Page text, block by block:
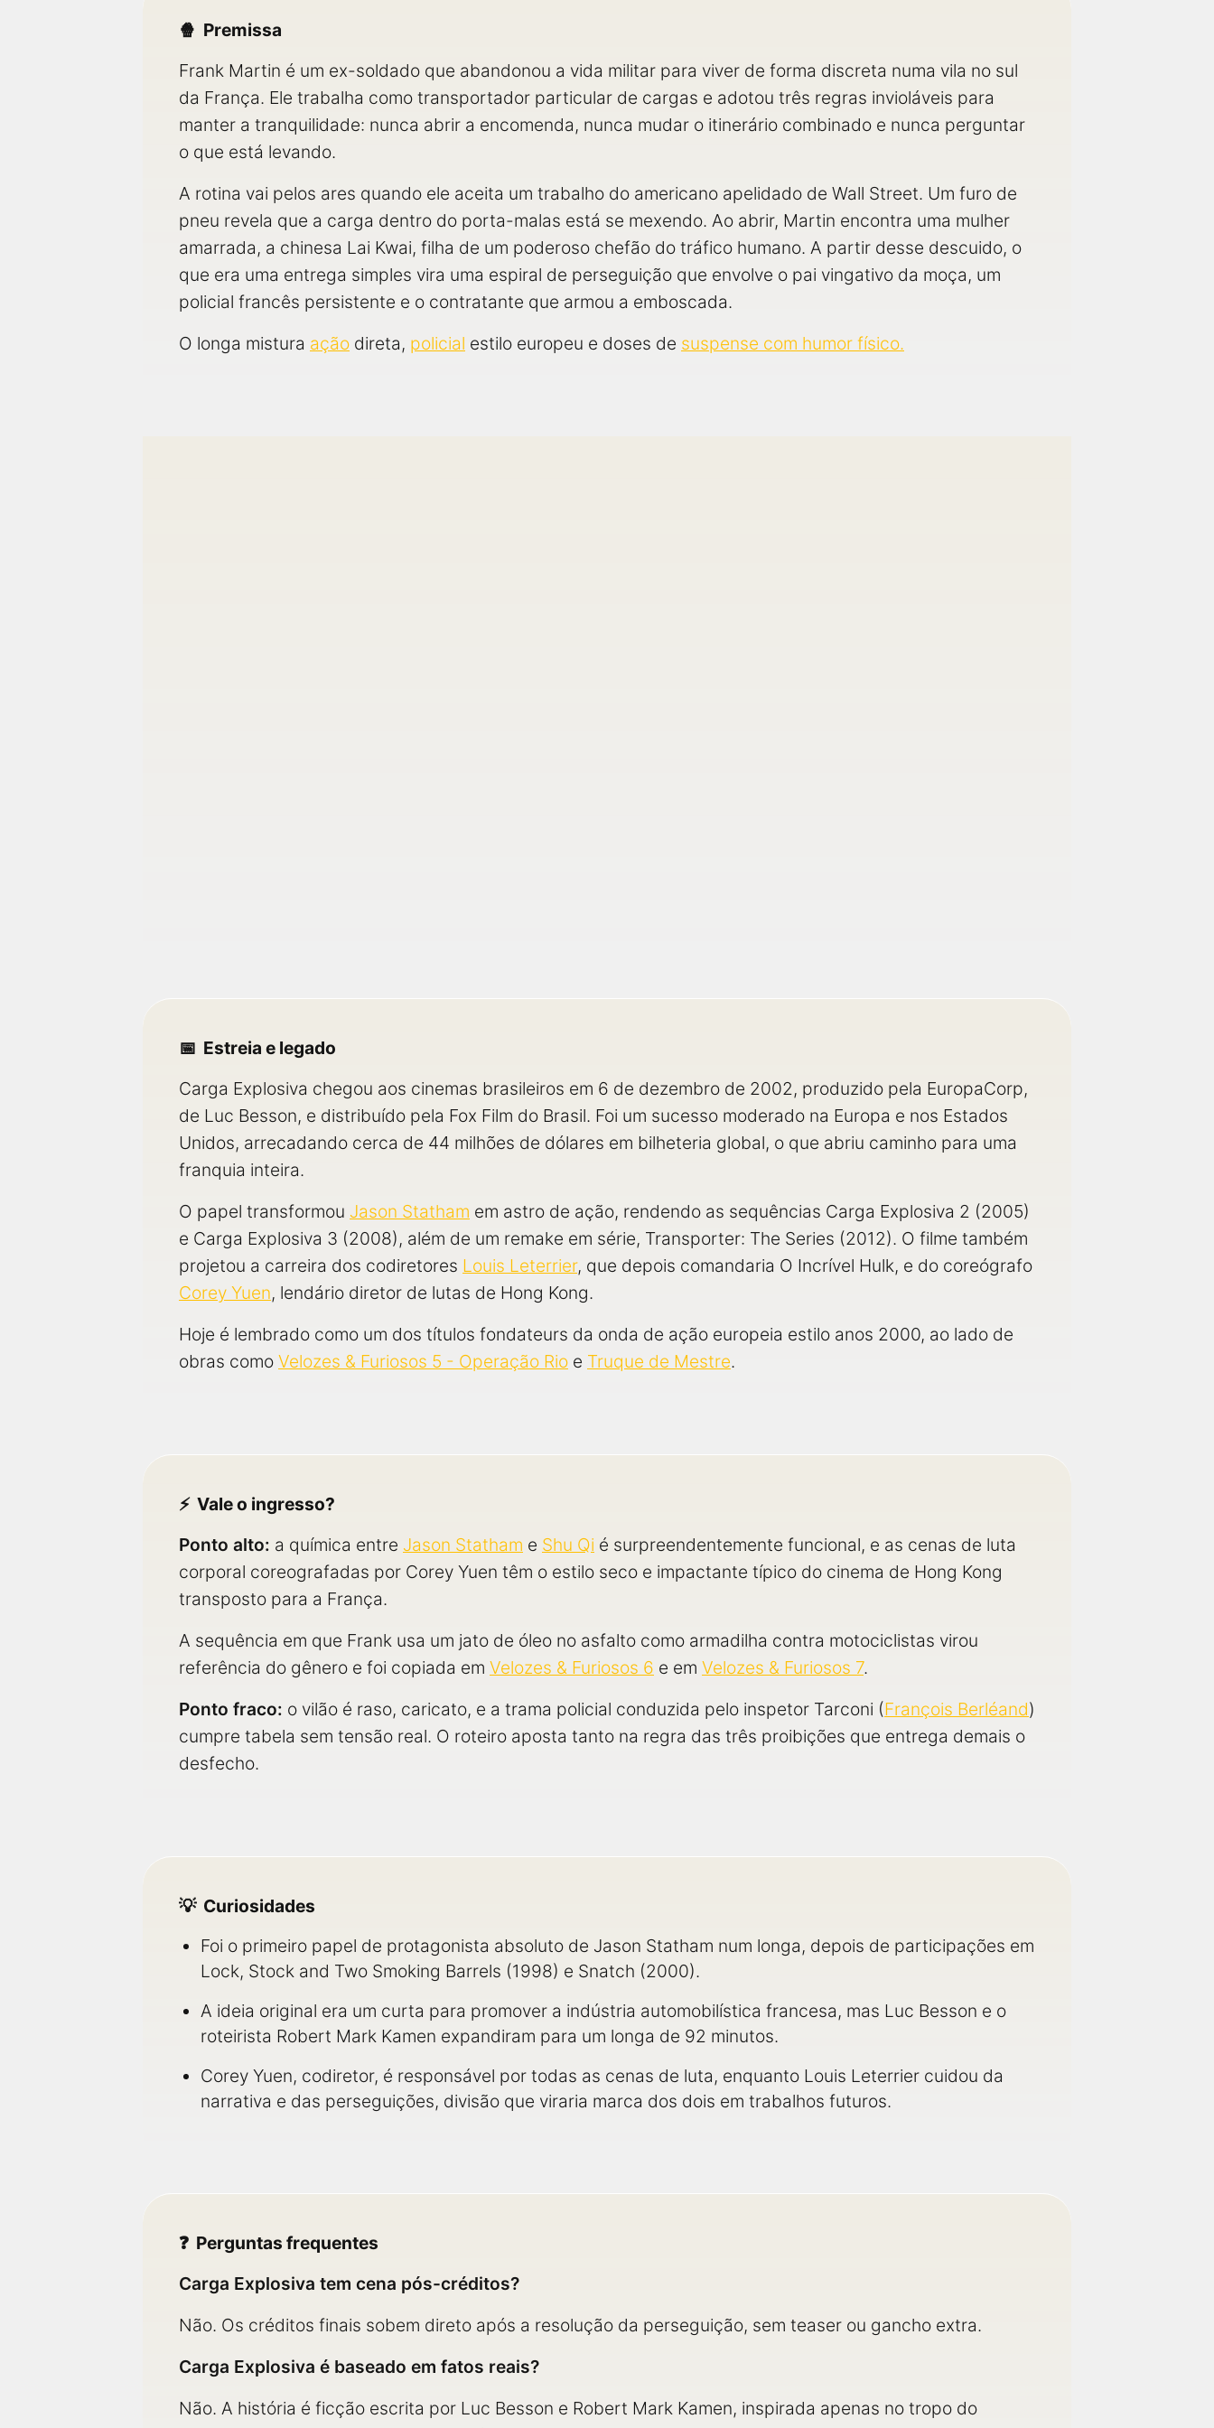
Premissa
Frank Martin é um ex-soldado que abandonou a vida militar para viver de forma discreta numa vila no sul
da França. Ele trabalha como transportador particular de cargas e adotou três regras invioláveis para
manter a tranquilidade: nunca abrir a encomenda, nunca mudar o itinerário combinado e nunca perguntar
o que está levando.
A rotina vai pelos ares quando ele aceita um trabalho do americano apelidado de Wall Street. Um furo de
pneu revela que a carga dentro do porta-malas está se mexendo. Ao abrir, Martin encontra uma mulher
amarrada, a chinesa Lai Kwai, filha de um poderoso chefão do tráfico humano. A partir desse descuido, o
que era uma entrega simples vira uma espiral de perseguição que envolve o pai vingativo da moça, um
policial francês persistente e o contratante que armou a emboscada.
O longa mistura ação direta, policial estilo europeu e doses de suspense com humor físico.
Estreia e legado
Carga Explosiva chegou aos cinemas brasileiros em 6 de dezembro de 2002, produzido pela EuropaCorp,
de Luc Besson, e distribuído pela Fox Film do Brasil. Foi um sucesso moderado na Europa e nos Estados
Unidos, arrecadando cerca de 44 milhões de dólares em bilheteria global, o que abriu caminho para uma
franquia inteira.
O papel transformou Jason Statham em astro de ação, rendendo as sequências Carga Explosiva 2 (2005)
e Carga Explosiva 3 (2008), além de um remake em série, Transporter: The Series (2012). O filme também
projetou a carreira dos codiretores Louis Leterrier, que depois comandaria O Incrível Hulk, e do coreógrafo
Corey Yuen, lendário diretor de lutas de Hong Kong.
Hoje é lembrado como um dos títulos fondateurs da onda de ação europeia estilo anos 2000, ao lado de
obras como Velozes & Furiosos 5 - Operação Rio e Truque de Mestre.
Vale o ingresso?
Ponto alto: a química entre Jason Statham e Shu Qi é surpreendentemente funcional, e as cenas de luta
corporal coreografadas por Corey Yuen têm o estilo seco e impactante típico do cinema de Hong Kong
transposto para a França.
A sequência em que Frank usa um jato de óleo no asfalto como armadilha contra motociclistas virou
referência do gênero e foi copiada em Velozes & Furiosos 6 e em Velozes & Furiosos 7.
Ponto fraco: o vilão é raso, caricato, e a trama policial conduzida pelo inspetor Tarconi (François Berléand)
cumpre tabela sem tensão real. O roteiro aposta tanto na regra das três proibições que entrega demais o
desfecho.
Curiosidades
Foi o primeiro papel de protagonista absoluto de Jason Statham num longa, depois de participações em
Lock, Stock and Two Smoking Barrels (1998) e Snatch (2000).
A ideia original era um curta para promover a indústria automobilística francesa, mas Luc Besson e o
roteirista Robert Mark Kamen expandiram para um longa de 92 minutos.
Corey Yuen, codiretor, é responsável por todas as cenas de luta, enquanto Louis Leterrier cuidou da
narrativa e das perseguições, divisão que viraria marca dos dois em trabalhos futuros.
Perguntas frequentes
Carga Explosiva tem cena pós-créditos?
Não. Os créditos finais sobem direto após a resolução da perseguição, sem teaser ou gancho extra.
Carga Explosiva é baseado em fatos reais?
Não. A história é ficção escrita por Luc Besson e Robert Mark Kamen, inspirada apenas no tropo do